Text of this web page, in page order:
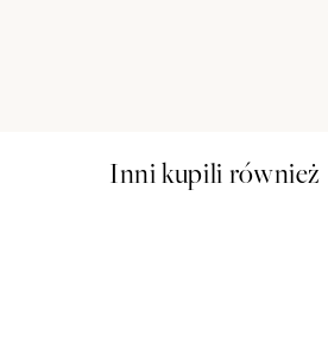
Inni kupili również